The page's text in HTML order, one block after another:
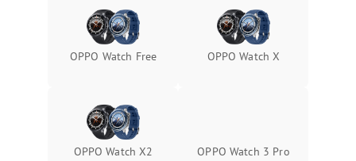
OPPO Watch Free OPPO Watch X
OPPO Watch X2 OPPO Watch 3 Pro